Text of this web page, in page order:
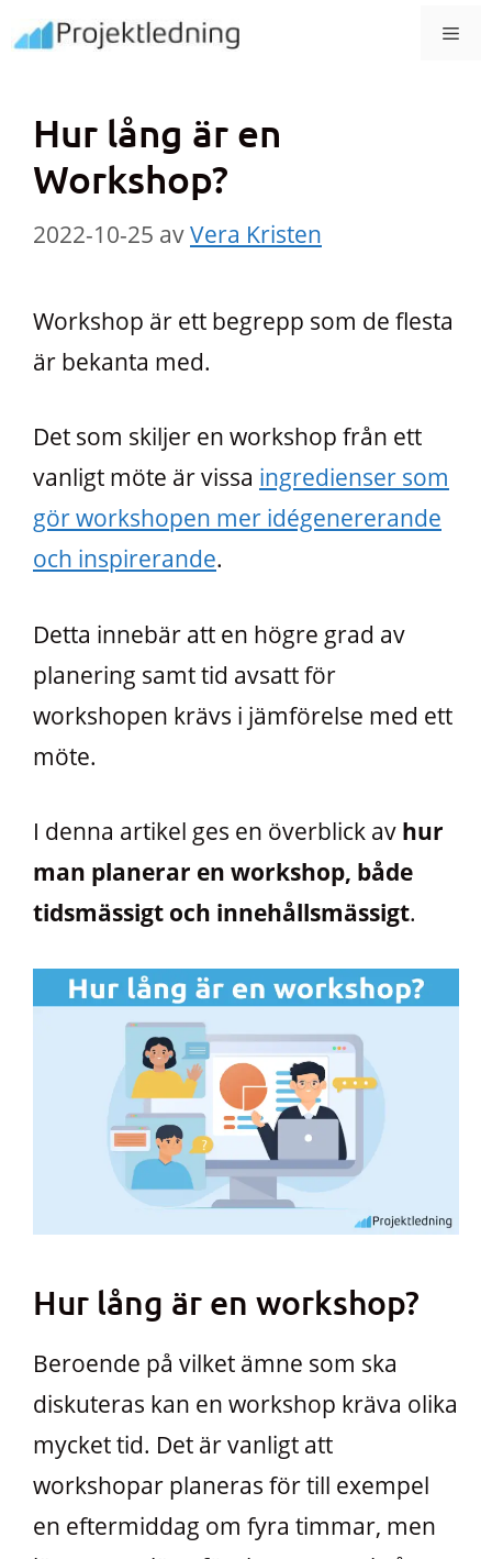
Hoppa
till
Hur lång är en
Workshop?
2022-10-25 avVera Kristen
Workshop är ett begrepp som de flesta
är bekanta med.
Det som skiljer en workshop från ett
vanligt möte är vissa ingredienser som
gör workshopen mer idégenererande
och inspirerande.
Detta innebär att en högre grad av
planering samt tid avsatt för
workshopen krävs i jämförelse med ett
möte.
I denna artikel ges en överblick av hur
man planerar en workshop, både
tidsmässigt och innehållsmässigt.
Hur lång är en workshop?
Beroende på vilket ämne som ska
diskuteras kan en workshop kräva olika
mycket tid. Det är vanligt att
workshopar planeras för till exempel
en eftermiddag om fyra timmar, men